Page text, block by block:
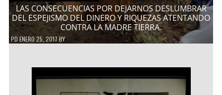
LAS CONSECUENCIAS POR DEJARNOS DESLUMBRAR
DEL ESPEJISMO DEL DINERO Y RIQUEZAS ATENTANDO
CONTRA LA MADRE TIERRA.
PDENERO 25, 2017BY